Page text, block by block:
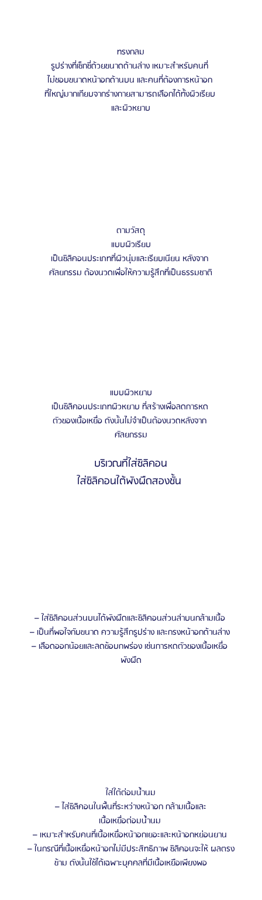
ทรงกลม
รูปร่างที่เซ็กซี่ด้วยขนาดด้านล่าง เหมาะสําหรับคนที่
ไม่ชอบขนาดหน้าอกด้านบน และคนที่ต้องการหน้าอก
ที่ใหญ่มากเกียบจากร่างกายสามารถเลือกได้ทั้งผิวเรียบ
และผิวหยาบ
ตามวัสดุ
แบบผิวเรียบ
เป็นซิลิคอนประเภทที่ผิวนุ่มและเรียบเนียน หลังจาก
ศัลยกรรม ต้องนวดเพื่อให้ความรู้สึกที่เป็นธรรมชาติ
แบบผิวหยาบ
เป็นซิลิคอนประเภทผิวหยาบ ที่สร้างเพื่อลดการหด
ตัวของเนื้อเหยื่อ ดังนั้นไม่จําเป็นต้องนวดหลังจาก
ศัลยกรรม
บริเวณที่ใส่ซิลิคอน
ใส่ซิลิคอนใต้พังผืดสองชั้น
– ใส่ซิลิคอนส่วนบนได้พังผืดและซิลิคอนส่วนล่าบนกล้ามเนื้อ
– เป็นที่พอใจกับขนาด ความรู้สึกรูปร่าง และกรงหน้าอกด้านล่าง
– เลือดออกน้อยและลดข้อบกพร่อง เช่นการหดตัวของเนื้อเหยื่อ
พังผืด
ใส่ใต้ต่อมน้ำนม
– ไส่ซิลิคอนในพื้นที่ระหว่างหน้าอก กล้ามเนื้อและ
เนื้อเหยื่อต่อมน้ำนม
– เหมาะสําหรับคนที่เนื้อเหยื่อหน้าอกเยอะและหน้าอกหย่อนยาน
– ในกรณีที่เนื้อเหยื่อหน้าอกไม่มีประสิทธิภาพ ซิลิคอนจะให้ ผลตรง
ข้าม ดังนั้นใช้ได้เฉพาะบุคคลที่มีเนื้อเหยือเพียงพอ